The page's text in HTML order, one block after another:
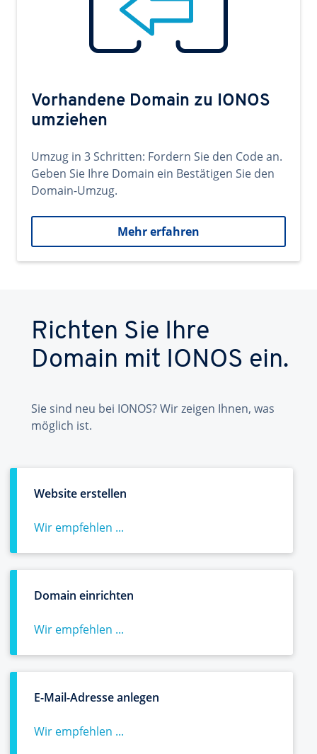
Vorhandene Domain zu IONOS
umziehen
Umzug in 3 Schritten: Fordern Sie den Code an.
Geben Sie Ihre Domain ein Bestätigen Sie den
Domain-Umzug.
Mehr erfahren
Richten Sie Ihre
Domain mit IONOS ein.
Sie sind neu bei IONOS? Wir zeigen Ihnen, was
möglich ist.
Website erstellen
Wir empfehlen ...
Domain einrichten
Wir empfehlen ...
E-Mail-Adresse anlegen
Wir empfehlen ...